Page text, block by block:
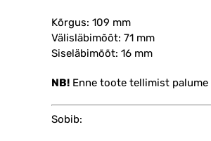
Kõrgus: 109 mm
Välisläbimõõt: 71 mm
Siseläbimõõt: 16 mm
NB! Enne toote tellimist
Sobib: